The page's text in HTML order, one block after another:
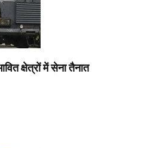
क्षेत्रों में सेना तैनात